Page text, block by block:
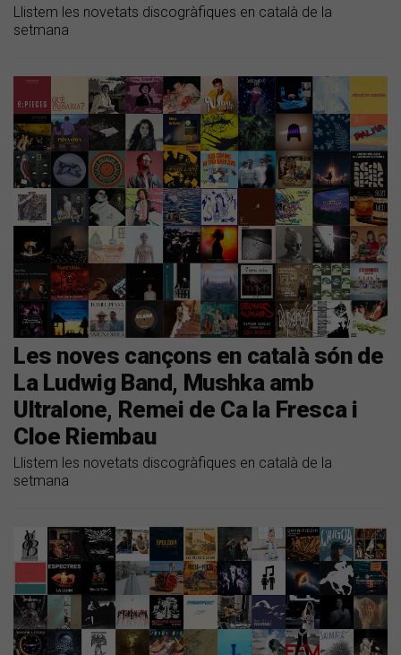
Llistem les novetats discogràfiques en català de la
setmana
Les noves cançons en català són de
La Ludwig Band, Mushka amb
Ultralone, Remei de Ca la Fresca i
Cloe Riembau
Llistem les novetats discogràfiques en català de la
setmana